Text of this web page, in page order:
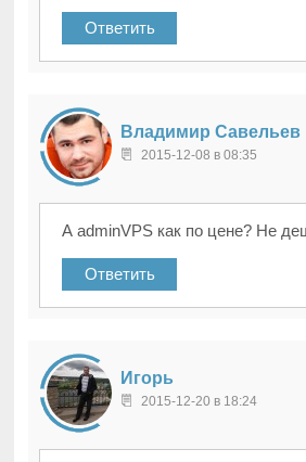
Ответить
Владимир Савельев
2015-12-08 в 08:35
А adminVPS как по цене? Не
Ответить
Игорь
2015-12-20 в 18:24